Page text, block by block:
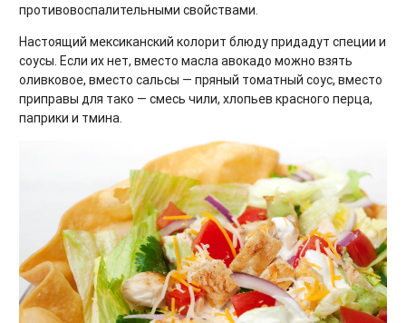
противовоспалительными свойствами.
Настоящий мексиканский колорит блюду придадут специи и
соусы. Если их нет, вместо масла авокадо можно взять
оливковое, вместо сальсы — пряный томатный соус, вместо
приправы для тако — смесь чили, хлопьев красного перца,
паприки и тмина.